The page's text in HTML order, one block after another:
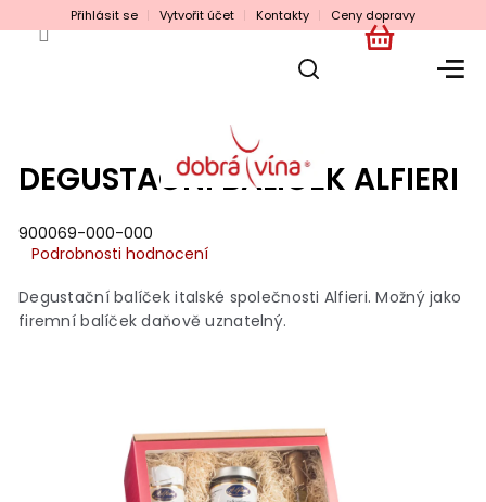
na
Přihlásit se Vytvořit účet Kontakty Ceny dopravy
NÁKUPNÍ
DEGUSTAČNÍ BALÍČEK ALFIERI
900069-000-000
Průměrné
produktu
je
Podrobnosti hodnocení
Degustační balíček italské společnosti Alfieri. Možný jako
firemní balíček daňově uznatelný.